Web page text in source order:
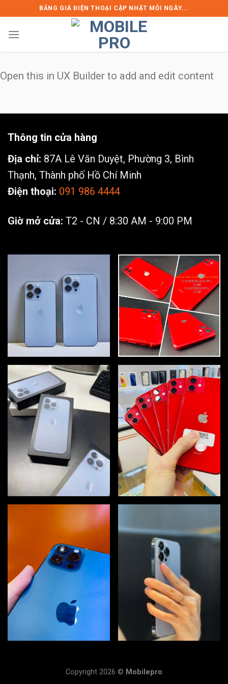
to
content
BẢNG GIÁ ĐIỆN THOẠI CẬP NHẬT MỖI NGÀY...
Open this in UX Builder to add and edit content
Thông tin cửa hàng
Địa chỉ: 87A Lê Văn Duyệt, Phường 3, Bình
Thạnh, Thành phố Hồ Chí Minh
Điện thoại: 091 986 4444
Giờ mở cửa: T2 - CN / 8:30 AM - 9:00 PM
Copyright 2026 © Mobilepro